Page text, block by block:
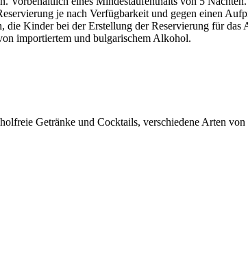
je nach Verfügbarkeit und gegen einen
Kinder bei der Erstellung der Reservierung für das
importiertem und bulgarischem Alkohol.
Getränke und Cocktails, verschiedene Arten